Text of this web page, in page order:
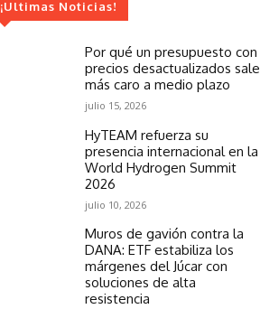
¡Ultimas Noticias!
Por qué un presupuesto con
precios desactualizados sale
más caro a medio plazo
julio 15, 2026
HyTEAM refuerza su
presencia internacional en la
World Hydrogen Summit
2026
julio 10, 2026
Muros de gavión contra la
DANA: ETF estabiliza los
márgenes del Júcar con
soluciones de alta
resistencia